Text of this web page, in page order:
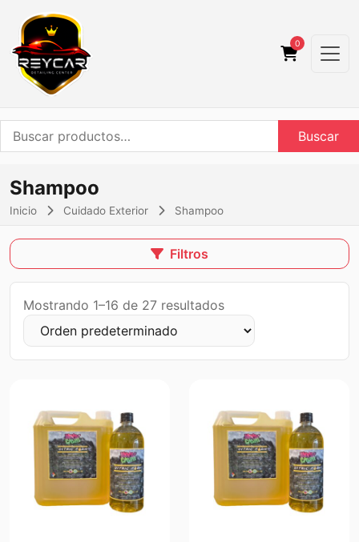
0
Buscar
por:
Buscar
Shampoo
Inicio Cuidado Exterior Shampoo
Filtros
Mostrando 1–16 de 27 resultados